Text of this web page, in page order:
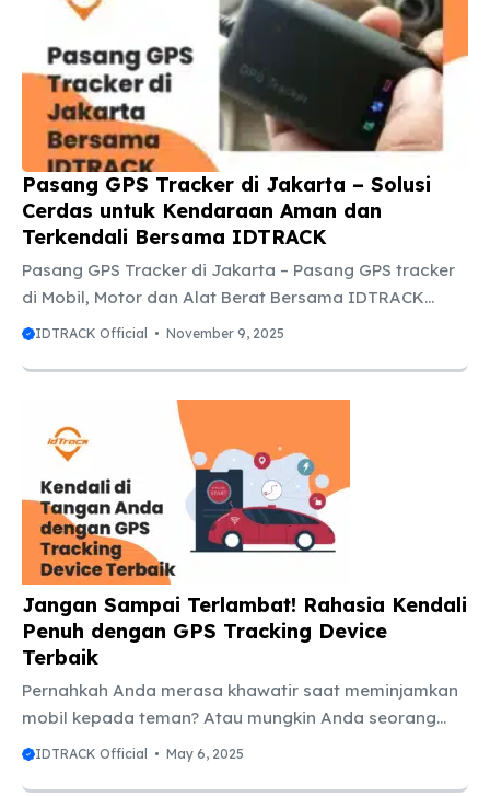
Pasang GPS Tracker di Jakarta – Solusi
Cerdas untuk Kendaraan Aman dan
Terkendali Bersama IDTRACK
Pasang GPS Tracker di Jakarta – Pasang GPS tracker
di Mobil, Motor dan Alat Berat Bersama IDTRACK
Jakarta — kota yang tidak pernah benar-benar tidur.
pikuk itu, ada satu hal yang sering membuat pemilik
kendaraan resah: bagaimana menjaga mobil tetap
aman? Mungkin kamu juga pernah merasakannya.
Saat mobil diparkir di mall, ada rasa was-was. Atau
ketika karyawan membawa kendaraan operasional ke
luar kota, pikiranmu tak tenang ...
IDTRACK Official November 9, 2025
Jangan Sampai Terlambat! Rahasia Kendali
Penuh dengan GPS Tracking Device
Terbaik
Pernahkah Anda merasa khawatir saat meminjamkan
mobil kepada teman? Atau mungkin Anda seorang
pemilik bisnis dengan armada kendaraan yang
IDTRACK Official May 6, 2025